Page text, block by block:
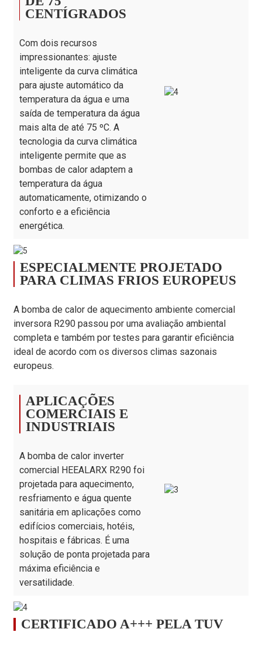
CENTÍGRADOS
Com dois recursos
impressionantes: ajuste
inteligente da curva climática
para ajuste automático da
temperatura da água e uma
saída de temperatura da água
mais alta de até 75 ºC. A
tecnologia da curva climática
inteligente permite que as
bombas de calor adaptem a
temperatura da água
automaticamente, otimizando o
conforto e a eficiência
energética.
ESPECIALMENTE PROJETADO
PARA CLIMAS FRIOS EUROPEUS
A bomba de calor de aquecimento ambiente comercial
inversora R290 passou por uma avaliação ambiental
completa e também por testes para garantir eficiência
ideal de acordo com os diversos climas sazonais
europeus.
APLICAÇÕES
COMERCIAIS E
INDUSTRIAIS
A bomba de calor inverter
comercial HEEALARX R290 foi
projetada para aquecimento,
resfriamento e água quente
sanitária em aplicações como
edifícios comerciais, hotéis,
hospitais e fábricas. É uma
solução de ponta projetada para
máxima eficiência e
versatilidade.
CERTIFICADO A+++ PELA TUV
Desempenho EN
14511-2 médio
kW
14511-2 médio -COP
Desempenho EN
14825 baixo
kW
EN 14825
desempenho médio
kW
Nível ErP (35℃) /
Nível ErP (55℃)
Fluxo de água
m³/h
Refrigerante
/
CO2,Equivalente
m de distância
Temperatura
ambiente
°C
Modo de aquecimento:
-25～45 / Modo de
máxima da água
°C 75
Marca do
/ GMCC / ALTAMENTE
Trocador de calor do
lado da água
/
de calor do lado da
/
Tipo de gabinete /
Chapa galvanizada
Tipo de motor do
ventilador
/
ventiladores
Conexão de água
Queda de pressão
unidade (C/L/A)
milímetros 1965×820×1475